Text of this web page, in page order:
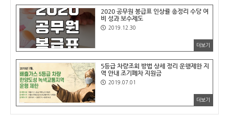
2020 공무원 봉급표 인상률 총정리 수당 여
비 성과 보수제도
2019.12.30
더보기
5등급 차량조회 방법 상세 정리 운행제한 지
역 안내 조기폐차 지원금
2019.07.01
더보기